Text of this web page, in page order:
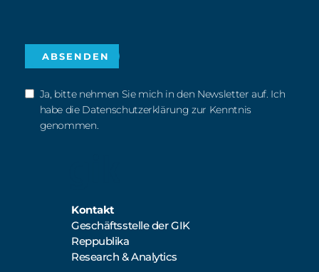
Ja, bitte nehmen Sie mich in den Newsletter auf. Ich
habe die Datenschutzerklärung zur Kenntnis
genommen.
Kontakt
Geschäftsstelle der GIK
Reppublika
Research & Analytics